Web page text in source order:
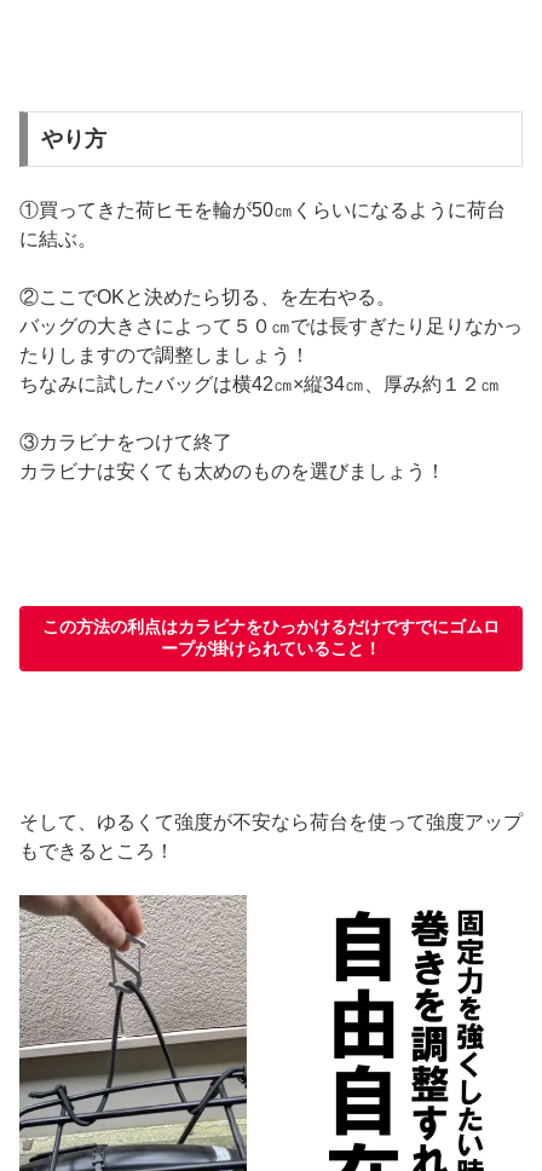
やり方
①買ってきた荷ヒモを輪が50㎝くらいになるように荷台
に結ぶ。
②ここでOKと決めたら切る、を左右やる。
バッグの大きさによって５０㎝では長すぎたり足りなかっ
たりしますので調整しましょう！
ちなみに試したバッグは横42㎝×縦34㎝、厚み約１２㎝
③カラビナをつけて終了
カラビナは安くても太めのものを選びましょう！
この方法の利点はカラビナをひっかけるだけですでにゴムロ
ープが掛けられていること！
そして、ゆるくて強度が不安なら荷台を使って強度アップ
もできるところ！